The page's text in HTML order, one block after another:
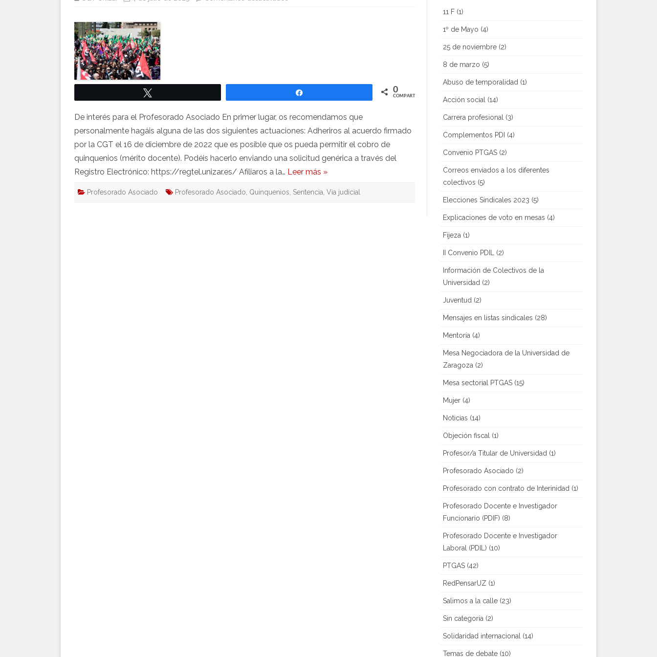
0
COMPARTIR
De interés para el Profesorado Asociado En primer lugar, os recomendamos que
personalmente hagáis alguna de las dos siguientes actuaciones: Adheriros al acuerdo firmado
por la CGT el 16 de diciembre de 2022 que es posible que os pueda permitir el cobro de
quinquenios (mérito docente). Podéis hacerlo enviando una solicitud genérica a través del
Registro Electrónico: https://regtel.unizar.es/ Afiliaros a la… Leer más »
Profesorado Asociado Profesorado Asociado Quinquenios Sentencia Via judicial
11 F(1)
1º de Mayo (4)
25 de noviembre(2)
8 de marzo (5)
Abuso de temporalidad(1)
Acción social(14)
Carrera profesional(3)
Complementos PDI (4)
Convenio PTGAS(2)
Correos enviados a los diferentes
colectivos (5)
Elecciones Sindicales 2023 (5)
Explicaciones de voto en mesas (4)
Fijeza(1)
II Convenio PDIL(2)
Información de Colectivos de la
Universidad(2)
Juventud(2)
Mensajes en listas sindicales (28)
Mentoría(4)
Mesa Negociadora de la Universidad de
Zaragoza(2)
Mesa sectorial PTGAS(15)
Mujer(4)
Noticias (14)
Objeción fiscal(1)
Profesor/a Titular de Universidad(1)
Profesorado Asociado (2)
Profesorado con contrato de Interinidad(1)
Profesorado Docente e Investigador
Funcionario (PDIF) (8)
Profesorado Docente e Investigador
Laboral (PDIL) (10)
PTGAS(42)
RedPensarUZ (1)
Salimos a la calle(23)
Sin categoría(2)
Solidaridad internacional(14)
Temas de debate(10)